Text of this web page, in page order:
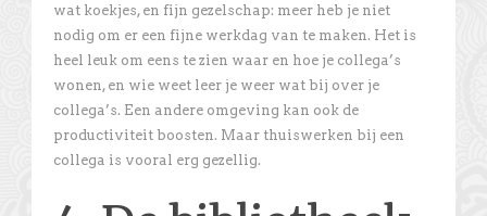
wat koekjes, en fijn gezelschap: meer heb je niet
nodig om er een fijne werkdag van te maken. Het is
heel leuk om eens te zien waar en hoe je collega’s
wonen, en wie weet leer je weer wat bij over je
collega’s. Een andere omgeving kan ook de
productiviteit boosten. Maar thuiswerken bij een
collega is vooral erg gezellig.